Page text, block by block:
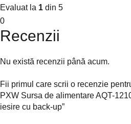
Evaluat la 1 din 5
0
Recenzii
Nu există recenzii până acum.
Fii primul care scrii o recenzie
PXW Sursa de alimentare AQT-
iesire cu back-up”